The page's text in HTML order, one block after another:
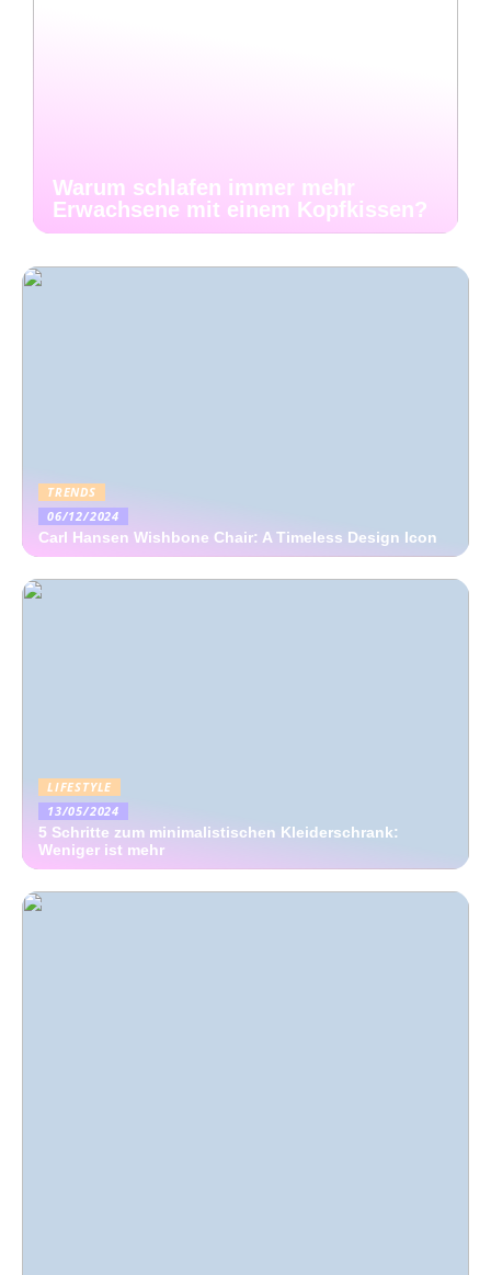
Warum schlafen immer mehr
Erwachsene mit einem Kopfkissen?
TRENDS
06/12/2024
Carl Hansen Wishbone Chair: A Timeless Design Icon
LIFESTYLE
13/05/2024
5 Schritte zum minimalistischen Kleiderschrank:
Weniger ist mehr